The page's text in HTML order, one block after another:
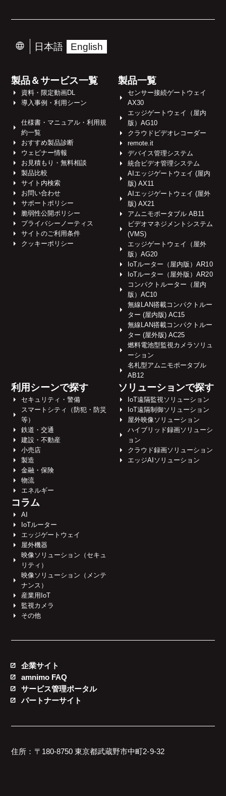
日本語 English
製品＆サービス一覧
資料・限定動画DL
導入事例・利用シーン
仕様書・マニュアル・利用規
約一覧
おすすめ製品診断
ウェビナー情報
お見積もり・無料相談
製品比較
サイト内検索
お問い合わせ
サポートポリシー
脆弱性公開ポリシー
プライバシーノーティス
サイトのご利用条件
クッキーポリシー
製品一覧
センサー接続ゲートウェイ
AX30
エッジゲートウェイ（屋内
版）AG10
クラウドビデオレコーダー
remote.it
デバイス管理システム
統合ビデオ管理システム
AIエッジゲートウェイ (屋内
版) AX11
AIエッジゲートウェイ (屋外
版) AX21
アムニモポータブル AB11
ビデオマネジメントシステム
(VMS)
エッジゲートウェイ（屋外
版）AG20
IoTルーター（屋内版）AR10
IoTルーター（屋外版）AR20
コンパクトルーター（屋内
版）AC10
無線LAN搭載コンパクトルー
ター (屋内版) AC15
無線LAN搭載コンパクトルー
ター (屋外版) AC25
燃料電池型監視カメラソリュ
ーション
名札型アムニモポータブル
AB12
利用シーンで探す
セキュリティ・警備
スマートシティ（防犯・防災
等）
鉄道・交通
建設・不動産
小売店
製造
金融・保険
物流
エネルギー
ソリューションで探す
IoT遠隔監視ソリューション
IoT遠隔制御ソリューション
屋外映像ソリューション
ハイブリッド録画ソリューシ
ョン
クラウド録画ソリューション
エッジAIソリューション
コラム
AI
IoTルーター
エッジゲートウェイ
屋外機器
映像ソリューション（セキュ
リティ）
映像ソリューション（メンテ
ナンス）
産業用IoT
監視カメラ
その他
企業サイト
amnimo FAQ
サービス管理ポータル
パートナーサイト
住所：〒180-8750 東京都武蔵野市中町2-9-32